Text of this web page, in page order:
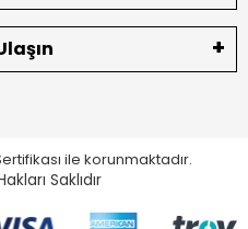
ile korunmaktadır.
Saklıdır